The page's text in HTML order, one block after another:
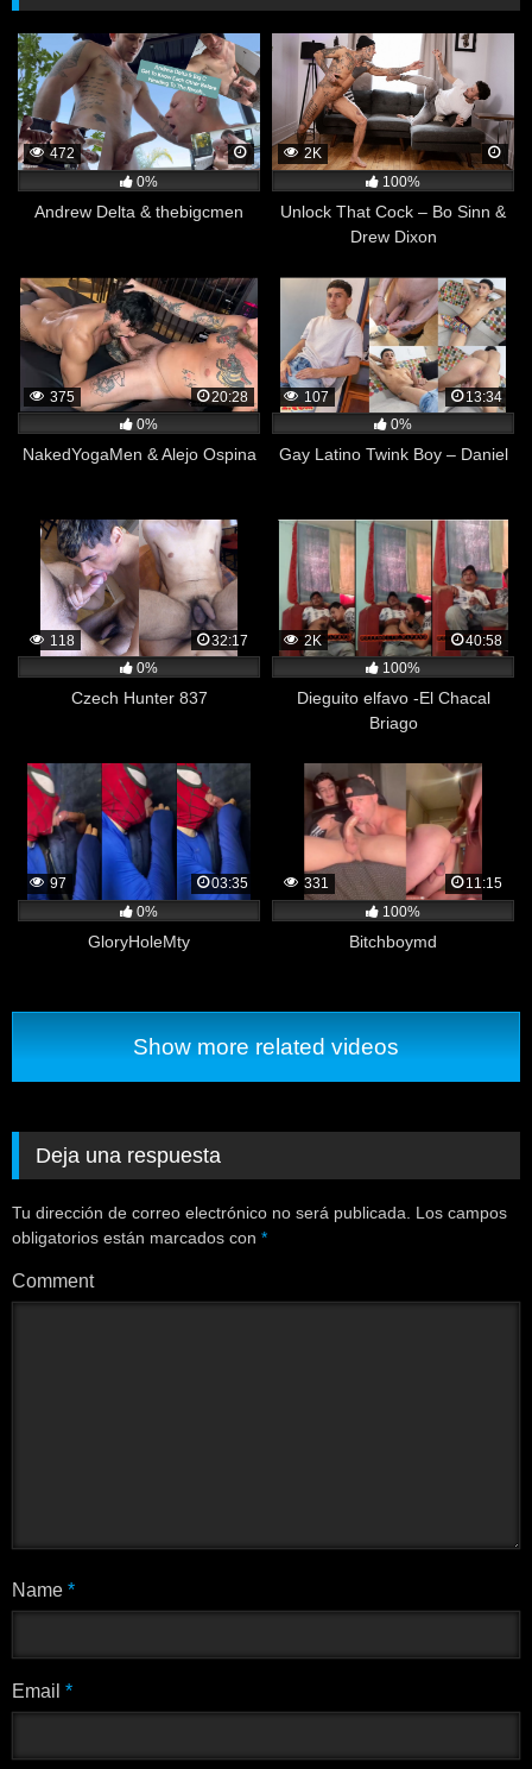
472
0%
Andrew Delta & thebigcmen
2K
100%
Unlock That Cock – Bo Sinn &
Drew Dixon
375
20:28
0%
NakedYogaMen & Alejo Ospina
107
13:34
0%
Gay Latino Twink Boy – Daniel
118
32:17
0%
Czech Hunter 837
2K
40:58
100%
Dieguito elfavo -El Chacal
Briago
97
03:35
0%
GloryHoleMty
331
11:15
100%
Bitchboymd
Show more related videos
Deja una respuesta
Tu dirección de correo electrónico no será publicada.
Los campos
obligatorios están marcados con *
Comment
Name *
Email *